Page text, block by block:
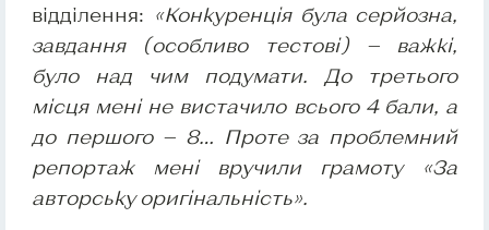
відділення: «Конкуренція була серйозна,
завдання (особливо тестові) — важкі,
було над чим подумати. До третього
місця мені не вистачило всього 4 бали, а
до першого — 8… Проте за проблемний
репортаж мені вручили грамоту «За
авторську оригінальність».